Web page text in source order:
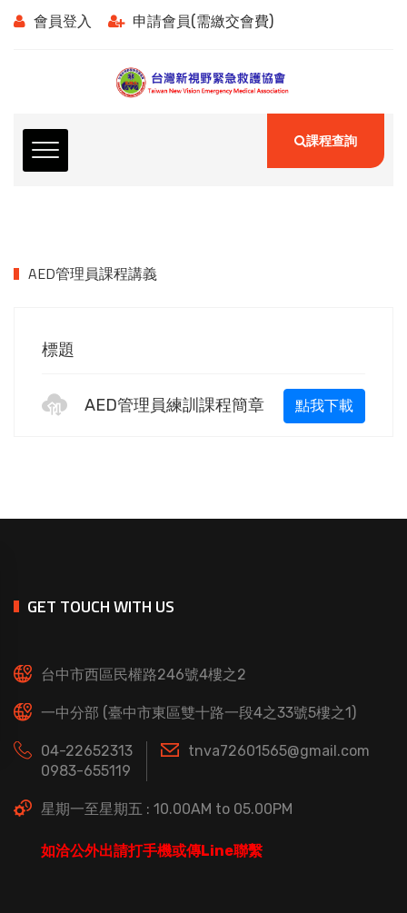
會員登入 申請會員(需繳交會費)
課程查詢
AED管理員課程講義
標題
AED管理員練訓課程簡章 點我下載
GET TOUCH WITH US
台中市西區民權路246號4樓之2
一中分部 (臺中市東區雙十路一段4之33號5樓之1)
04-22652313
0983-655119
tnva72601565@gmail.com
星期一至星期五 : 10.00AM to 05.00PM
如洽公外出請打手機或傳Line聯繫